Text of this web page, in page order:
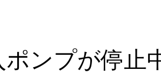
ポンプが停止